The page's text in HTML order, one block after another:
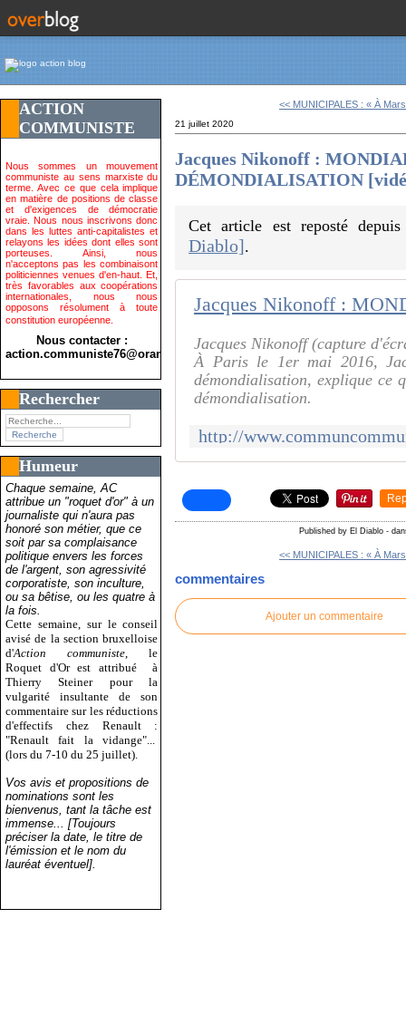
ACTION
COMMUNISTE
Nous sommes un mouvement
communiste au sens marxiste du
terme. Avec ce que cela implique
en matière de positions de classe
et d'exigences de démocratie
vraie. Nous nous inscrivons donc
dans les luttes anti-capitalistes et
relayons les idées dont elles sont
porteuses. Ainsi, nous
n'acceptons pas les combinaisont
politiciennes venues d'en-haut. Et,
très favorables aux coopérations
internationales, nous nous
opposons résolument à toute
constitution européenne.
Nous contacter :
action.communiste76@orange.fr>
Rechercher
Humeur
Chaque semaine, AC
attribue un "roquet d'or" à un
journaliste qui n'aura pas
honoré son métier, que ce
soit par sa complaisance
politique envers les forces
de l'argent, son agressivité
corporatiste, son inculture,
ou sa bêtise, ou les quatre à
la fois.
Cette semaine, sur le conseil
avisé de la section bruxelloise
d'Action communiste , le
Roquet d'Or est attribué
à
Thierry Steiner pour la
vulgarité insultante de son
commentaire sur les réductions
d'effectifs chez Renault :
"Renault fait la vidange"...
(lors du 7-10 du 25 juillet).
Vos avis et propositions de
nominations sont les
bienvenus, tant la tâche est
immense... [Toujours
préciser la date, le titre de
l'émission et le nom du
lauréat éventuel].
<< MUNICIPALES : « À
21 juillet 2020
Jacques Nikonoff :
DÉMONDIALISATION
Cet article est reposté
Diablo].
Jacques Nikonoff (capture
À Paris le 1er mai 2016,
démondialisation, explique ce
démondialisation.
Published by El Diablo -
<< MUNICIPALES : « À
commentaires
Ajouter un commentaire